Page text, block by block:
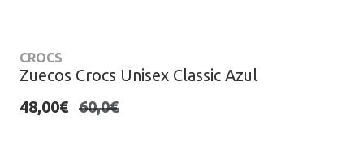
CROCS
Zuecos Crocs Unisex Classic Azul
48,00€ 60,0€